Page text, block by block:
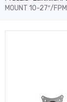
MOUNT 10-27″/